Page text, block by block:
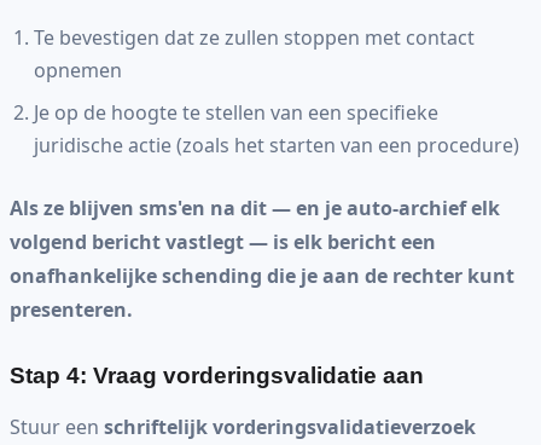
Te bevestigen dat ze zullen stoppen met contact
opnemen
Je op de hoogte te stellen van een specifieke
juridische actie (zoals het starten van een procedure)
Als ze blijven sms'en na dit — en je auto-archief elk
volgend bericht vastlegt — is elk bericht een
onafhankelijke schending die je aan de rechter kunt
presenteren.
Stap 4: Vraag vorderingsvalidatie aan
Stuur een schriftelijk vorderingsvalidatieverzoek